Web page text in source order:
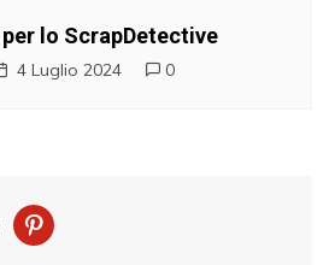
lo ScrapDetective
4 Luglio 2024 0
p